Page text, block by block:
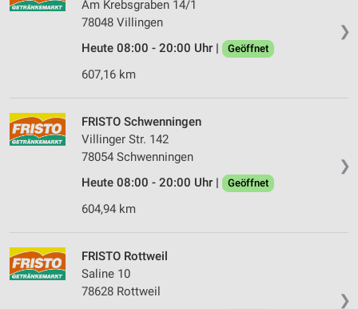
❯
Am Krebsgraben 14/1
78048 Villingen
Heute 08:00 - 20:00 Uhr |
Geöffnet
607,16 km
❯
FRISTO Schwenningen
Villinger Str. 142
78054 Schwenningen
Heute 08:00 - 20:00 Uhr |
Geöffnet
604,94 km
❯
FRISTO Rottweil
Saline 10
78628 Rottweil